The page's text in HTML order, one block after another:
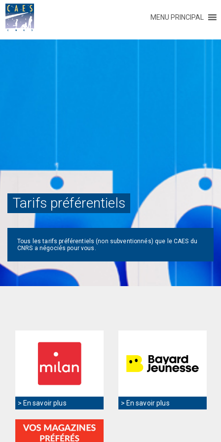
MENU PRINCIPAL
Tarifs préférentiels
Tous les tarifs préférentiels (non subventionnés) que le CAES du
CNRS a négociés pour vous.
> En savoir plus > En savoir plus